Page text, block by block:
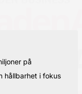
på
hållbarhet i fokus